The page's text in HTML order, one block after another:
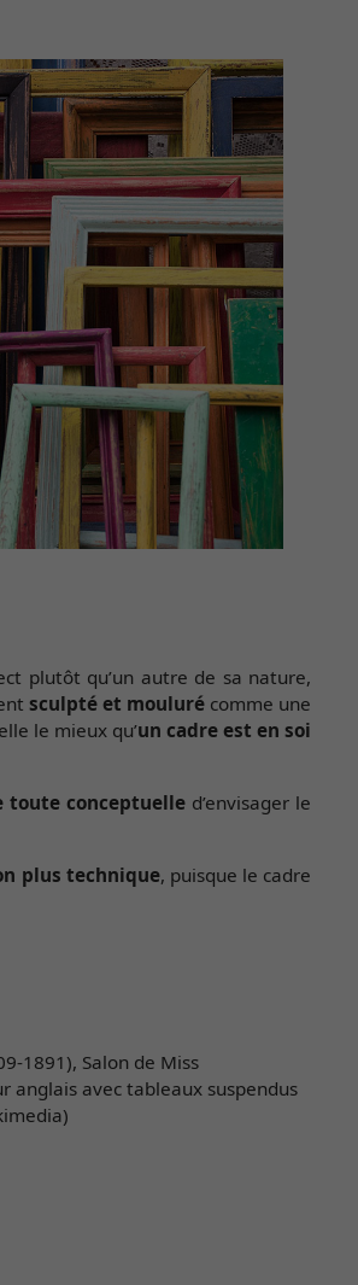
plutôt qu’un autre de sa nature,
sculpté et mouluré comme une
le mieux qu’un cadre est en soi
toute conceptuelle d’envisager le
plus technique, puisque le cadre